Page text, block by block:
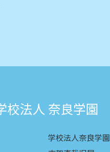
校法人 奈良学園
学校法人奈良学園